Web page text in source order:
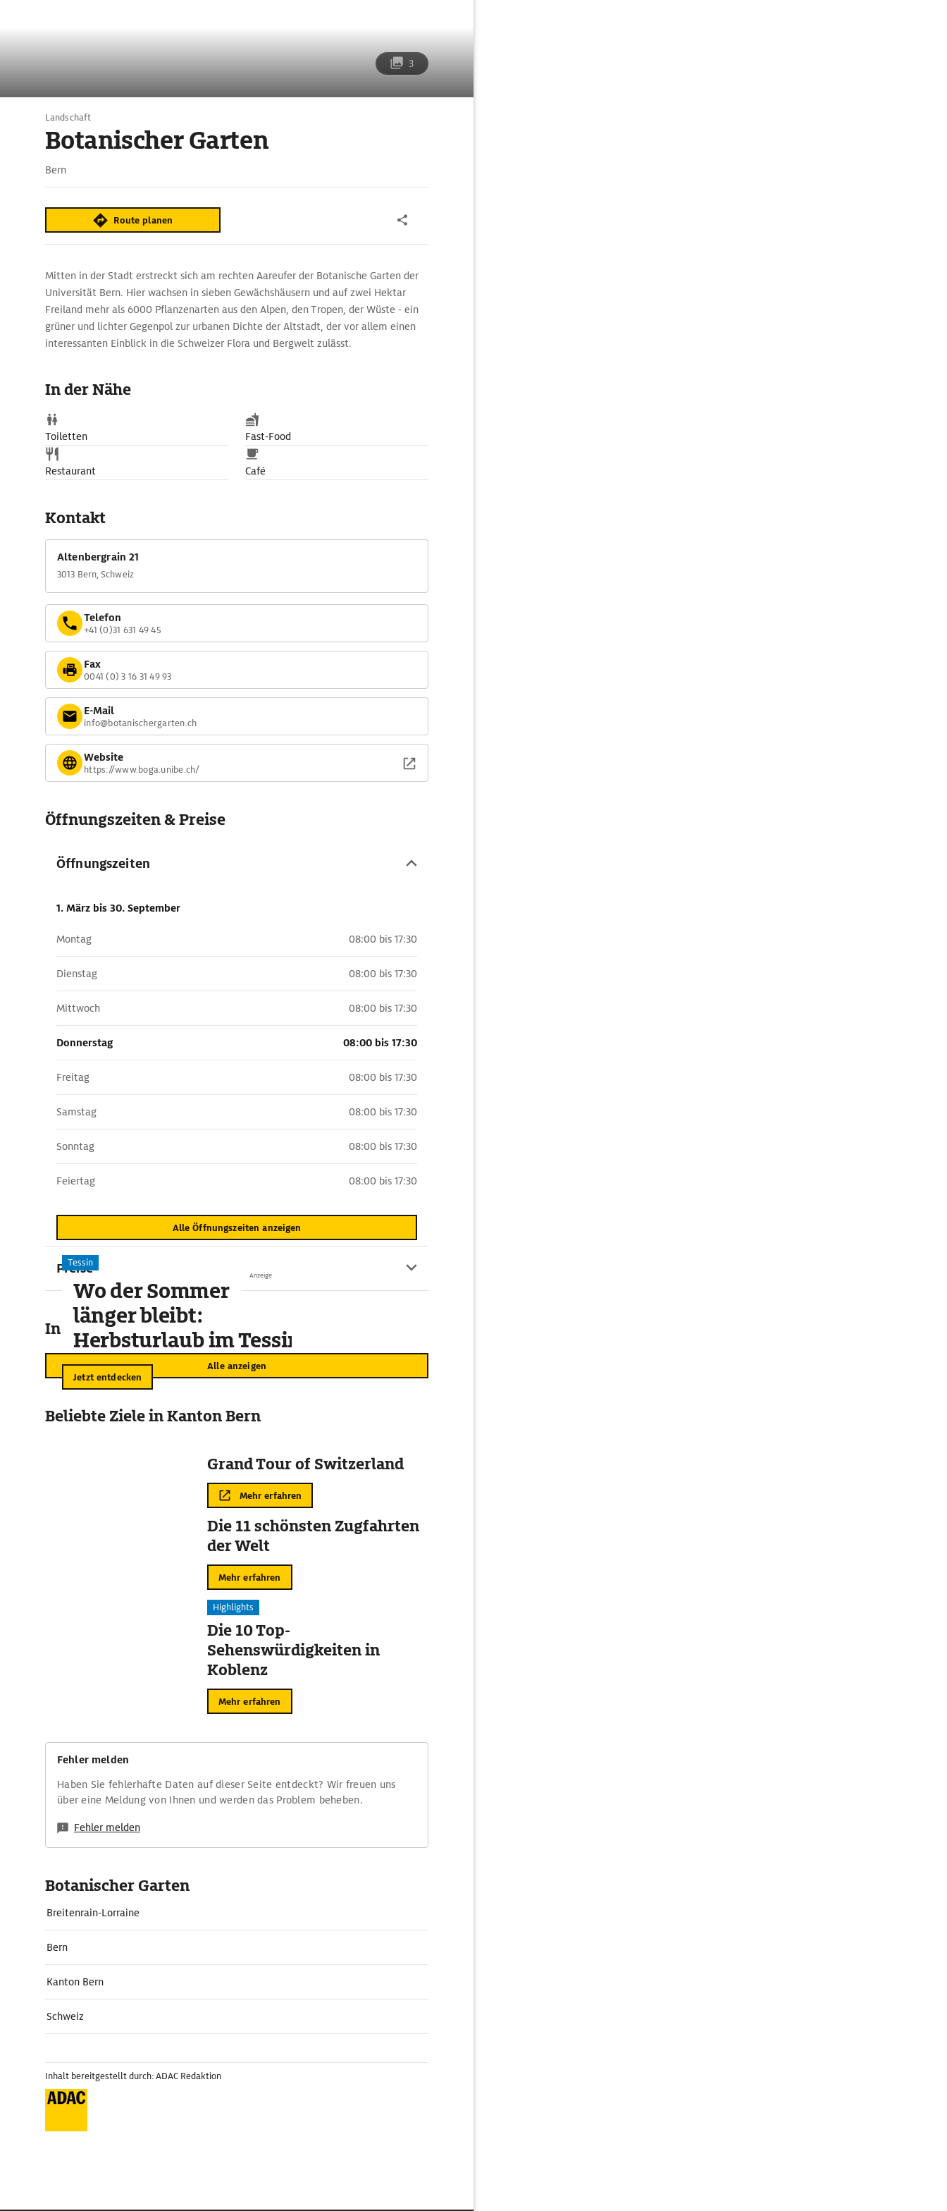
3
Landschaft
Botanischer Garten
Bern
Route planen
Mitten in der Stadt erstreckt sich am rechten Aareufer der Botanische Garten der
Universität Bern. Hier wachsen in sieben Gewächshäusern und auf zwei Hektar
Freiland mehr als 6000 Pflanzenarten aus den Alpen, den Tropen, der Wüste - ein
grüner und lichter Gegenpol zur urbanen Dichte der Altstadt, der vor allem einen
interessanten Einblick in die Schweizer Flora und Bergwelt zulässt.
In der Nähe
Toiletten Fast-Food
Restaurant Café
Kontakt
Altenbergrain 21
3013 Bern, Schweiz
Telefon
+41 (0)31 631 49 45
Fax
0041 (0) 3 16 31 49 93
E-Mail
info@botanischergarten.ch
Website
https://www.boga.unibe.ch/
Öffnungszeiten & Preise
Öffnungszeiten
1. März bis 30. September
Montag 08:00 bis 17:30
Dienstag 08:00 bis 17:30
Mittwoch 08:00 bis 17:30
Donnerstag 08:00 bis 17:30
Freitag 08:00 bis 17:30
Samstag 08:00 bis 17:30
Sonntag 08:00 bis 17:30
Feiertag 08:00 bis 17:30
Alle Öffnungszeiten anzeigen
Preise
In der Umgebung
Alle anzeigen
Anzeige
Tessin
Wo der Sommer
länger bleibt:
Herbsturlaub im Tessin
Jetzt entdecken
Beliebte Ziele in Kanton Bern
Grand Tour of Switzerland
Mehr erfahren
Die 11 schönsten Zugfahrten
der Welt
Mehr erfahren
Highlights
Die 10 Top-
Sehenswürdigkeiten in
Koblenz
Mehr erfahren
Fehler melden
Haben Sie fehlerhafte Daten auf dieser Seite entdeckt? Wir freuen uns
über eine Meldung von Ihnen und werden das Problem beheben.
Fehler melden
Botanischer Garten
Breitenrain-Lorraine
Bern
Kanton Bern
Schweiz
Inhalt bereitgestellt durch: ADAC Redaktion